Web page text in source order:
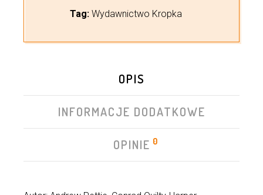
Tag: Wydawnictwo Kropka
OPIS
INFORMACJE DODATKOWE
OPINIE 0